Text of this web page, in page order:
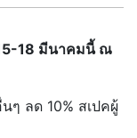
18 มีนาคมนี้ ณ
ๆ ลด 10% สเปคผู้